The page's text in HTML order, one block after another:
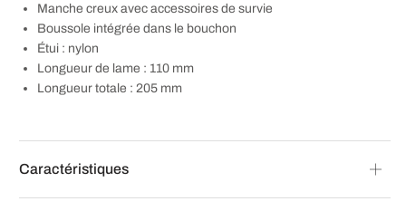
Manche creux avec accessoires de survie
Boussole intégrée dans le bouchon
Étui : nylon
Longueur de lame : 110 mm
Longueur totale : 205 mm
Caractéristiques